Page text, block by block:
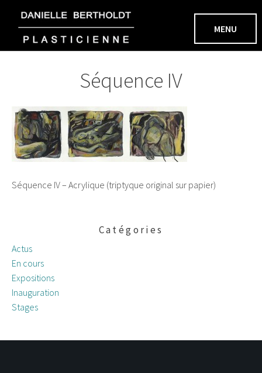
contenu
MENU
Séquence IV
Séquence IV – Acrylique (triptyque original sur papier)
Catégories
Actus
En cours
Expositions
Inauguration
Stages